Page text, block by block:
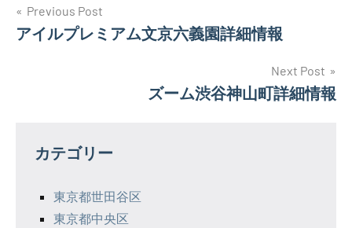
投
稿
ー
Previous Post
アイルプレミアム文京六義園詳細情報
Next Post
ズーム渋谷神山町詳細情報
カテゴリー
東京都世田谷区
東京都中央区